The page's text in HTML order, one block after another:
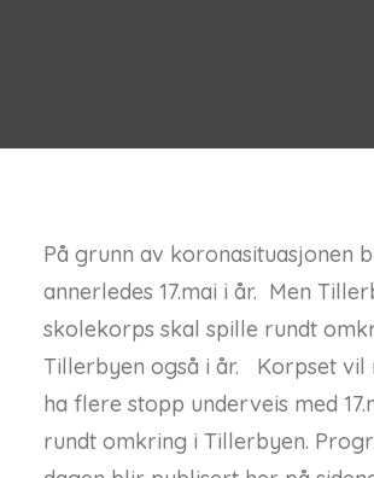
På grunn av koronasituasjonen
annerledes 17.mai i år. Men
skolekorps skal spille rundt
Tillerbyen også i år. Korpset vil
ha flere stopp underveis med
rundt omkring i Tillerbyen.